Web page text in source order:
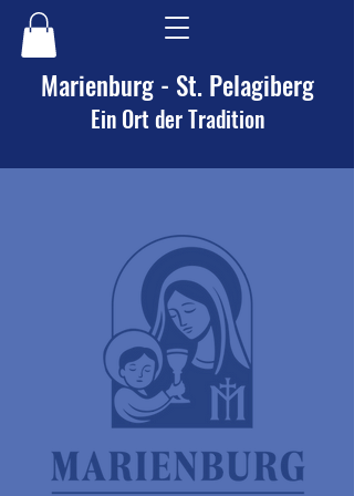
Marienburg - St. Pelagiberg
Ein Ort der Tradition